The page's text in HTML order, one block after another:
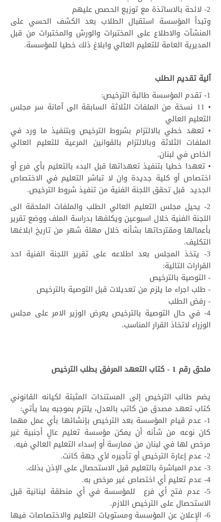
وتبدأ المؤسسة استقبال الطلاب بعد الكشف الحسي على
المنشآت والاطلاع على المختبرات والورش والمختبرات من قبل
المديرية العامة للتعليم العالي وابلاغ ذلك خطيا للمؤسسة.
آلية تقديم الطلب
• 11 نسخة من الملفات الثلاثة السابقة الى آمانة سر مجلس
التعليم العالي
• تعهد خطي بالالتزام بشروط الترخيص وبتنفيذ ما ورد في
الملفات الثلاثة وبالالتزام بالقوانين المرعية للتعليم العالي
الخاص في لبنان.
• تعهدا خطيا بتنفيذ تعهداتها قبل البدء بالتعليم بأي فرع أو
اختصاص أو كلية جديدة وان لا تباشر التعليم في الاختصاص
الجديد قبل تحقق اللجنة الفنية من تنفيذ شروط الترخيص.
2- يحيل مجلس التعليم العالي الطلب والملفات الملحقة الى
اللجنة الفنية خلال اسبوعين ويكلفها بدراسة الملف ووضع تقرير
بأعمالها ومقترحاتها بشأنه خلال مهلة شهر من تاريخ ابلاغها
التكليف.
3- يتخذ المجلس بعد اطلاعه على تقرير اللجنة الفنية احد
القرارات التالية:
- التوصية بالترخيص
- طلب اجراء ما يلزم من تعديلات قبل التوصية بالترخيص
- رفض الطلب
4- في حال التوصية بالترخيص يعرض الوزير الامر على مجلس
الوزراء لاتخاذ القرار المناسب.
ملحق رقم 1 - كتاب التعهد المرفق بطلب الترخيص
يضم طالب الترخيص إلى المستندات المثبتة لكيانه القانوني
كتاب تعهد مصدق من كاتب بالعدل، يلتزم بموجبه بما يأتي:
1- عدم قيام المؤسسة بعد الترخيص بإنشائها بأي عمل مهما
كان نوعه من شأنه أن يمكن مؤسسة تعليم عالٍ أجنبية غير
مرخص لها في لبنان من ممارسة أو إسداء التعليم العالي فيه.
5- عدم فتح أي فرع للمؤسسة في أي منطقة لبنانية قبل
الاستحصال على الترخيص اللازم.
6- الإعلان عن المؤسسة ومستويات التعليم والاختصاصات فيها